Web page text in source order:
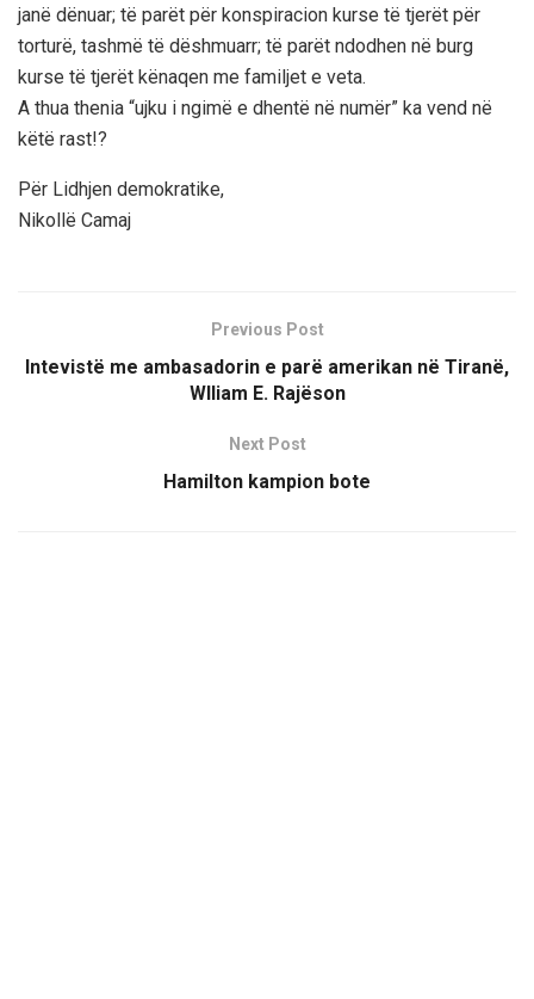
janë dënuar; të parët për konspiracion kurse të tjerët për
torturë, tashmë të dëshmuarr; të parët ndodhen në burg
kurse të tjerët kënaqen me familjet e veta.
A thua thenia “ujku i ngimë e dhentë në numër” ka vend në
këtë rast!?
Për Lidhjen demokratike,
Nikollë Camaj
Previous Post
Intevistë me ambasadorin e parë amerikan në Tiranë,
Wlliam E. Rajëson
Next Post
Hamilton kampion bote